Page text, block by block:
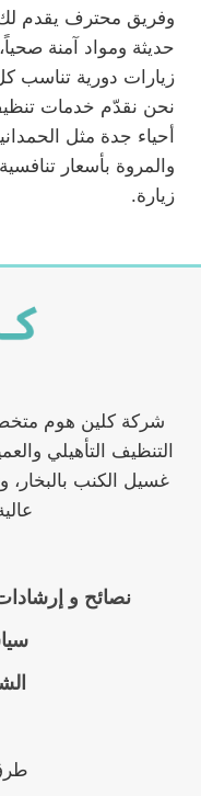
وفريق محترف يقدم لك
حديثة ومواد آمنة
زيارات دورية تناسب
نحن نقدّم خدمات
أحياء جدة مثل
والمروة بأسعار
زيارة.
شركة كلين هوم
التنظيف التأهيلي
غسيل الكنب بالبخار،
نصائح و